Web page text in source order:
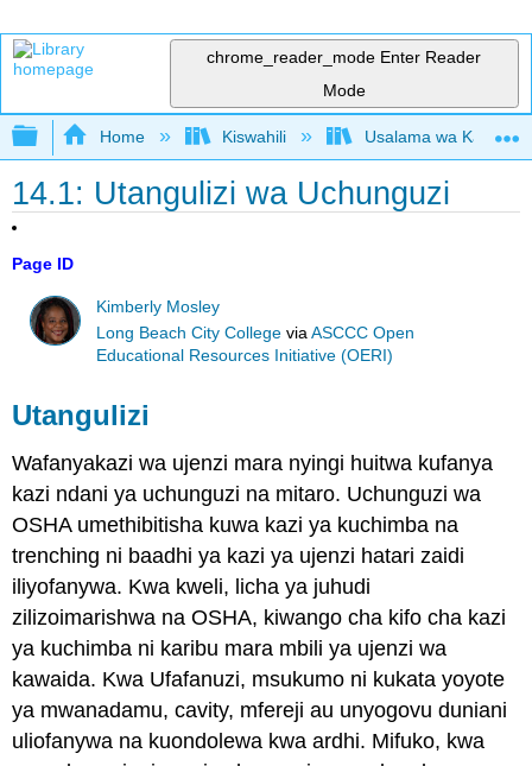
chrome_reader_mode Enter Reader
Mode
Expand/collapse global hierarchy
Home Kiswahili Usalama wa Kazi
14.1: Utangulizi wa Uchunguzi
Page ID
Kimberly Mosley
Long Beach City College viaASCCC Open
Educational Resources Initiative (OERI)
Utangulizi
Wafanyakazi wa ujenzi mara nyingi huitwa kufanya
kazi ndani ya uchunguzi na mitaro. Uchunguzi wa
OSHA umethibitisha kuwa kazi ya kuchimba na
trenching ni baadhi ya kazi ya ujenzi hatari zaidi
iliyofanywa. Kwa kweli, licha ya juhudi
zilizoimarishwa na OSHA, kiwango cha kifo cha kazi
ya kuchimba ni karibu mara mbili ya ujenzi wa
kawaida. Kwa Ufafanuzi, msukumo ni kukata yoyote
ya mwanadamu, cavity, mfereji au unyogovu duniani
uliofanywa na kuondolewa kwa ardhi. Mifuko, kwa